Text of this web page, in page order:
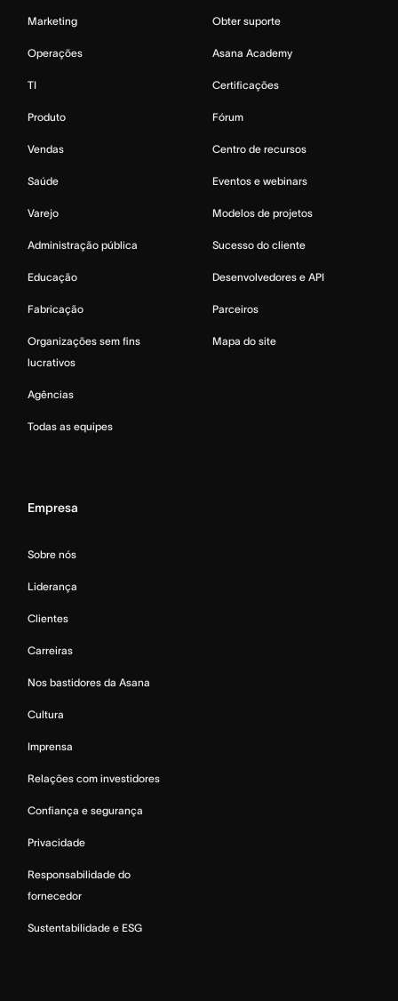
Marketing
Operações
TI
Produto
Vendas
Saúde
Varejo
Administração pública
Educação
Fabricação
Organizações sem fins
lucrativos
Agências
Todas as equipes
Obter suporte
Asana Academy
Certificações
Fórum
Centro de recursos
Eventos e webinars
Modelos de projetos
Sucesso do cliente
Desenvolvedores e API
Parceiros
Mapa do site
Empresa
Sobre nós
Liderança
Clientes
Carreiras
Nos bastidores da Asana
Cultura
Imprensa
Relações com investidores
Confiança e segurança
Privacidade
Responsabilidade do
fornecedor
Sustentabilidade e ESG